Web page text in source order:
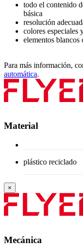
todo el contenido
básica
resolución
colores especiales
elementos
Para más información,
automática.
Material
plástico reciclado
×
Mecánica